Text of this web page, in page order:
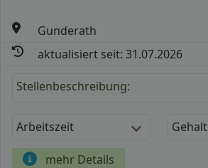
Gunderath
aktualisiert seit: 31.07.2026
Stellenbeschreibung:
Arbeitszeit Gehalt
mehr Details